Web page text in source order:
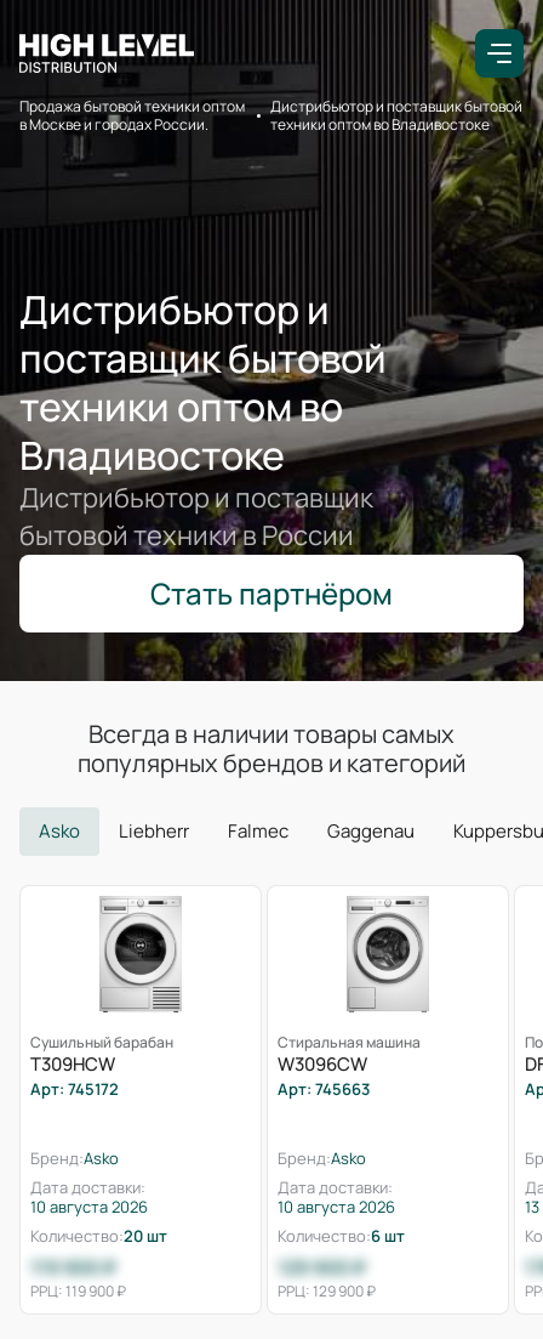
Продажа бытовой техники оптом
в Москве и городах России.
Дистрибьютор и поставщик бытовой
техники оптом во Владивостоке
Дистрибьютор и
поставщик бытовой
техники оптом во
Владивостоке
Дистрибьютор и поставщик
бытовой техники в России
Стать партнёром
Всегда в наличии товары самых
популярных брендов и категорий
Asko Liebherr Falmec Gaggenau
Сушильный барабан
T309HCW
Арт: 745172
Бренд:Asko
Дата доставки:
10 августа 2026
Количество:20 шт
119 900 ₽
РРЦ: 119 900 ₽
Стиральная машина
W3096CW
Арт: 745663
Бренд:Asko
Дата доставки:
10 августа 2026
Количество:6 шт
129 900 ₽
РРЦ: 129 900 ₽